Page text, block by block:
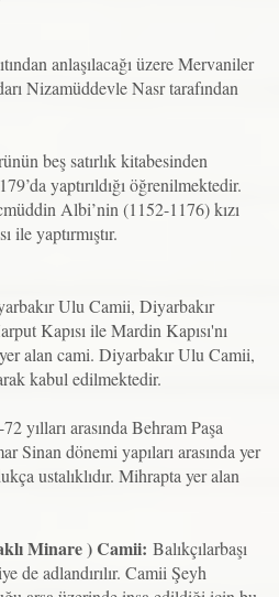
anlaşılacağı üzere Mervaniler
Nizamüddevle Nasr tarafından
beş satırlık kitabesinden
yaptırıldığı öğrenilmektedir.
Albi’nin (1152-1176) kızı
ile yaptırmıştır.
Ulu Camii, Diyarbakır
Kapısı ile Mardin Kapısı'nı
alan cami. Diyarbakır Ulu Camii,
kabul edilmektedir.
yılları arasında Behram Paşa
Sinan dönemi yapıları arasında yer
ustalıklıdır. Mihrapta yer alan
Minare ) Camii: Balıkçılarbaşı
de adlandırılır. Camii Şeyh